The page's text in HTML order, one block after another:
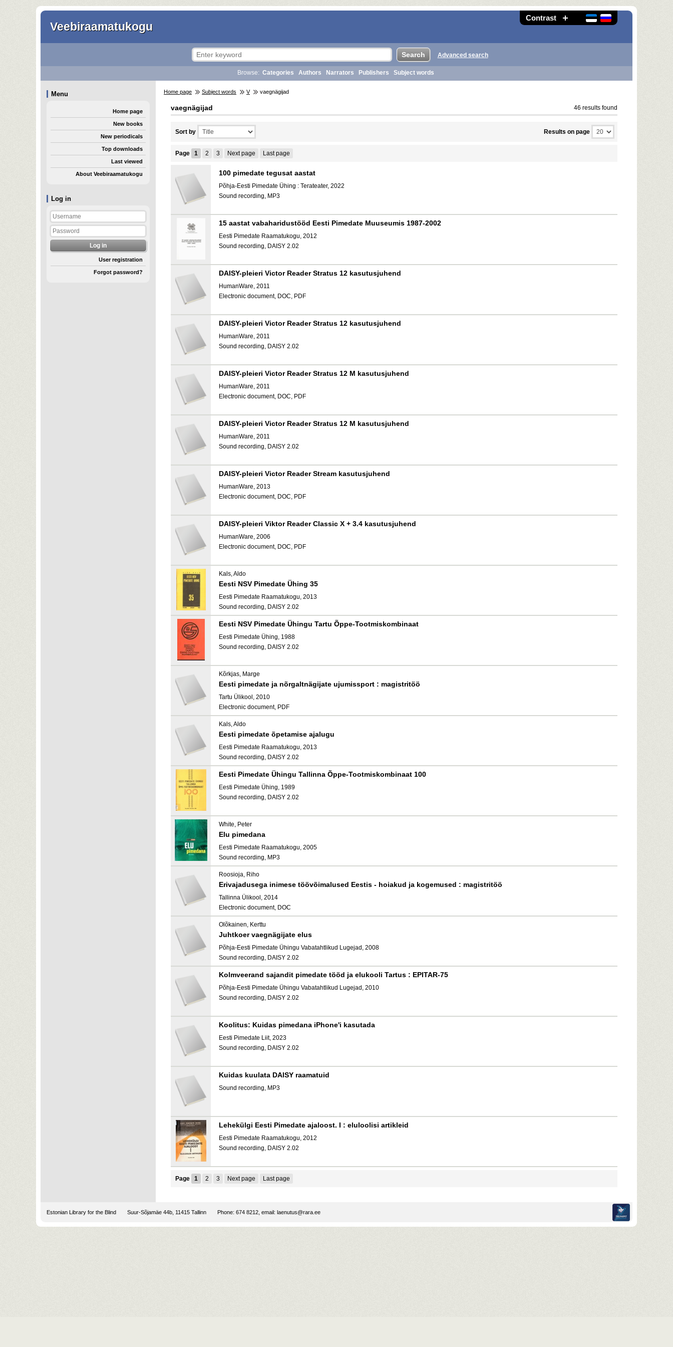
Contrast
Veebiraamatukogu
Log in
User registration
Forgot password?
Advanced search
Browse: Categories Authors Narrators Publishers Subject words
Menu
Home page
New books
New periodicals
Top downloads
Last viewed
About Veebiraamatukogu
Home page Subject words V vaegnägijad
vaegnägijad 46 results found
Sort by Results on page
Page 1 2 3 Next page Last page
100 pimedate tegusat aastat
Põhja-Eesti Pimedate Ühing : Terateater, 2022
Sound recording, MP3
15 aastat vabaharidustööd Eesti Pimedate Muuseumis 1987-2002
Eesti Pimedate Raamatukogu, 2012
Sound recording, DAISY 2.02
DAISY-pleieri Victor Reader Stratus 12 kasutusjuhend
HumanWare, 2011
Electronic document, DOC, PDF
DAISY-pleieri Victor Reader Stratus 12 kasutusjuhend
HumanWare, 2011
Sound recording, DAISY 2.02
DAISY-pleieri Victor Reader Stratus 12 M kasutusjuhend
HumanWare, 2011
Electronic document, DOC, PDF
DAISY-pleieri Victor Reader Stratus 12 M kasutusjuhend
HumanWare, 2011
Sound recording, DAISY 2.02
DAISY-pleieri Victor Reader Stream kasutusjuhend
HumanWare, 2013
Electronic document, DOC, PDF
DAISY-pleieri Viktor Reader Classic X + 3.4 kasutusjuhend
HumanWare, 2006
Electronic document, DOC, PDF
Kals, Aldo
Eesti NSV Pimedate Ühing 35
Eesti Pimedate Raamatukogu, 2013
Sound recording, DAISY 2.02
Eesti NSV Pimedate Ühingu Tartu Õppe-Tootmiskombinaat
Eesti Pimedate Ühing, 1988
Sound recording, DAISY 2.02
Kõrkjas, Marge
Eesti pimedate ja nõrgaltnägijate ujumissport : magistritöö
Tartu Ülikool, 2010
Electronic document, PDF
Kals, Aldo
Eesti pimedate õpetamise ajalugu
Eesti Pimedate Raamatukogu, 2013
Sound recording, DAISY 2.02
Eesti Pimedate Ühingu Tallinna Õppe-Tootmiskombinaat 100
Eesti Pimedate Ühing, 1989
Sound recording, DAISY 2.02
White, Peter
Elu pimedana
Eesti Pimedate Raamatukogu, 2005
Sound recording, MP3
Roosioja, Riho
Erivajadusega inimese töövõimalused Eestis - hoiakud ja kogemused : magistritöö
Tallinna Ülikool, 2014
Electronic document, DOC
Olõkainen, Kerttu
Juhtkoer vaegnägijate elus
Põhja-Eesti Pimedate Ühingu Vabatahtlikud Lugejad, 2008
Sound recording, DAISY 2.02
Kolmveerand sajandit pimedate tööd ja elukooli Tartus : EPITAR-75
Põhja-Eesti Pimedate Ühingu Vabatahtlikud Lugejad, 2010
Sound recording, DAISY 2.02
Koolitus: Kuidas pimedana iPhone'i kasutada
Eesti Pimedate Liit, 2023
Sound recording, DAISY 2.02
Kuidas kuulata DAISY raamatuid
Sound recording, MP3
Lehekülgi Eesti Pimedate ajaloost. I : eluloolisi artikleid
Eesti Pimedate Raamatukogu, 2012
Sound recording, DAISY 2.02
Page 1 2 3 Next page Last page
Estonian Library for the Blind Suur-Sõjamäe 44b, 11415 Tallinn Phone: 674 8212, email: laenutus@rara.ee